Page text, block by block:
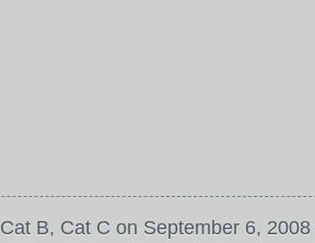
Cat B, Cat C on September 6, 2008